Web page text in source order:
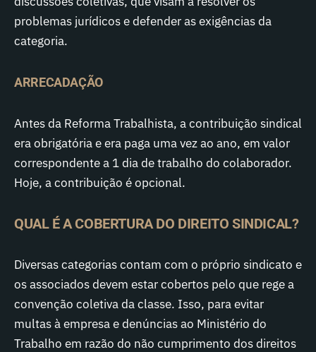
problemas jurídicos e defender as exigências da
categoria.
ARRECADAÇÃO
Antes da Reforma Trabalhista, a contribuição sindical
era obrigatória e era paga uma vez ao ano, em valor
correspondente a 1 dia de trabalho do colaborador.
Hoje, a contribuição é opcional.
QUAL É A COBERTURA DO DIREITO SINDICAL?
Diversas categorias contam com o próprio sindicato e
os associados devem estar cobertos pelo que rege a
convenção coletiva da classe. Isso, para evitar
multas à empresa e denúncias ao Ministério do
Trabalho em razão do não cumprimento dos direitos